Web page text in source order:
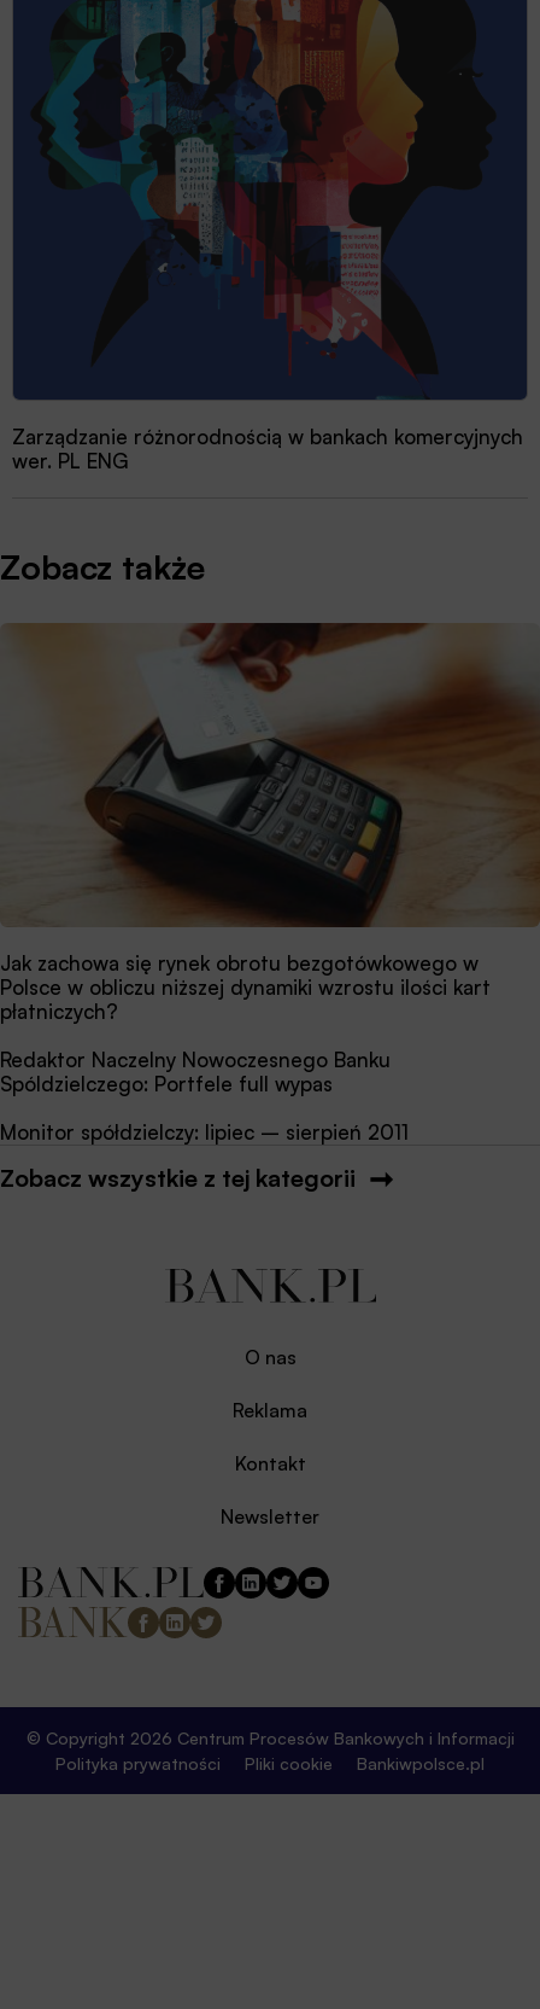
Zarządzanie różnorodnością w bankach komercyjnych
wer. PL ENG
Zobacz także
Jak zachowa się rynek obrotu bezgotówkowego w
Polsce w obliczu niższej dynamiki wzrostu ilości kart
płatniczych?
Redaktor Naczelny Nowoczesnego Banku
Spóldzielczego: Portfele full wypas
Monitor spółdzielczy: lipiec – sierpień 2011
Zobacz wszystkie z tej kategorii
O nas
Reklama
Kontakt
Newsletter
© Copyright 2026 Centrum Procesów Bankowych i Informacji
Polityka prywatności
Pliki cookie Bankiwpolsce.pl